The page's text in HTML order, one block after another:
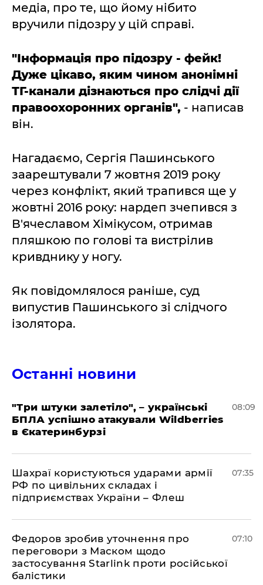
медіа, про те, що йому нібито
вручили підозру у цій справі.
"Інформація про підозру - фейк!
Дуже цікаво, яким чином анонімні
ТГ-канали дізнаються про слідчі дії
правоохоронних органів", - написав
він.
Нагадаємо, Сергія Пашинського
заарештували 7 жовтня 2019 року
через конфлікт, який трапився ще у
жовтні 2016 року: нардеп зчепився з
В'ячеславом Хімікусом, отримав
пляшкою по голові та вистрілив
кривднику у ногу.
Як повідомлялося раніше, суд
випустив Пашинського зі слідчого
ізолятора.
Останні новини
"Три штуки залетіло", – українські
БПЛА успішно атакували Wildberries
в Єкатеринбурзі
08:09
Шахраї користуються ударами армії
РФ по цивільних складах і
підприємствах України – Флеш
07:35
Федоров зробив уточнення про
переговори з Маском щодо
застосування Starlink проти російської
балістики
07:10